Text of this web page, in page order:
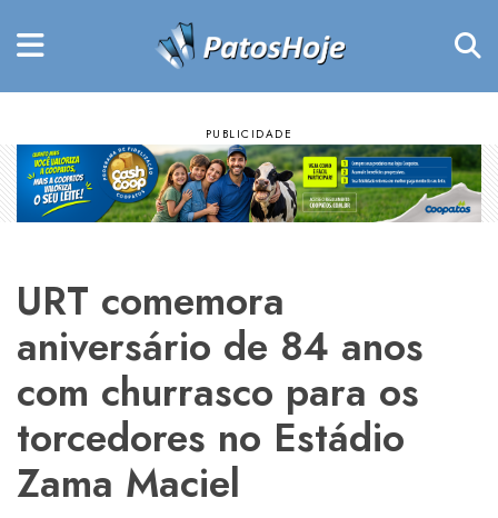
URT comemora
aniversário de 84 anos
com churrasco para os
torcedores no Estádio
Zama Maciel